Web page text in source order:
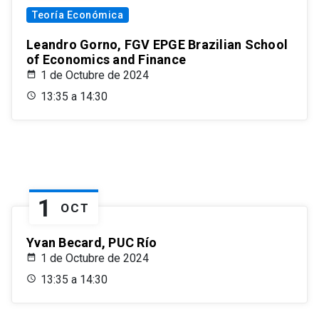
Teoría Económica
Leandro Gorno, FGV EPGE Brazilian School
of Economics and Finance
1 de Octubre de 2024
13:35 a 14:30
1 OCT
Yvan Becard, PUC Río
1 de Octubre de 2024
13:35 a 14:30